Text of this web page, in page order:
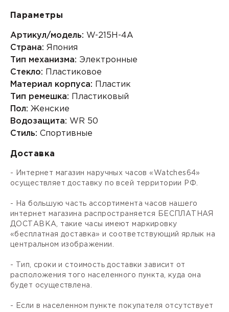
Параметры
Артикул/модель: W-215H-4A
Страна: Япония
Тип механизма: Электронные
Стекло: Пластиковое
Материал корпуса: Пластик
Тип ремешка: Пластиковый
Пол: Женские
Водозащита: WR 50
Стиль: Спортивные
Доставка
- Интернет магазин наручных часов «Watches64»
осуществляет доставку по всей территории РФ.
- На большую часть ассортимента часов нашего
интернет магазина распространяется БЕСПЛАТНАЯ
ДОСТАВКА, такие часы имеют маркировку
«бесплатная доставка» и соответствующий ярлык на
центральном изображении.
- Тип, сроки и стоимость доставки зависит от
расположения того населенного пункта, куда она
будет осуществлена.
- Если в населенном пункте покупателя отсутствует